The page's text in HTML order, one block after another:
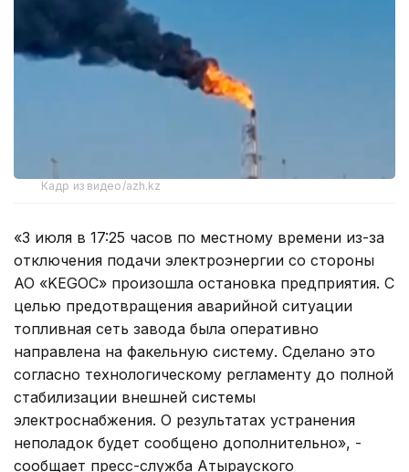
Кадр из видео/azh.kz
«3 июля в 17:25 часов по местному времени из-за
отключения подачи электроэнергии со стороны
АО «KEGOC» произошла остановка предприятия. С
целью предотвращения аварийной ситуации
топливная сеть завода была оперативно
направлена на факельную систему. Сделано это
согласно технологическому регламенту до полной
стабилизации внешней системы
электроснабжения. О результатах устранения
неполадок будет сообщено дополнительно», -
сообщает пресс-служба Атырауского